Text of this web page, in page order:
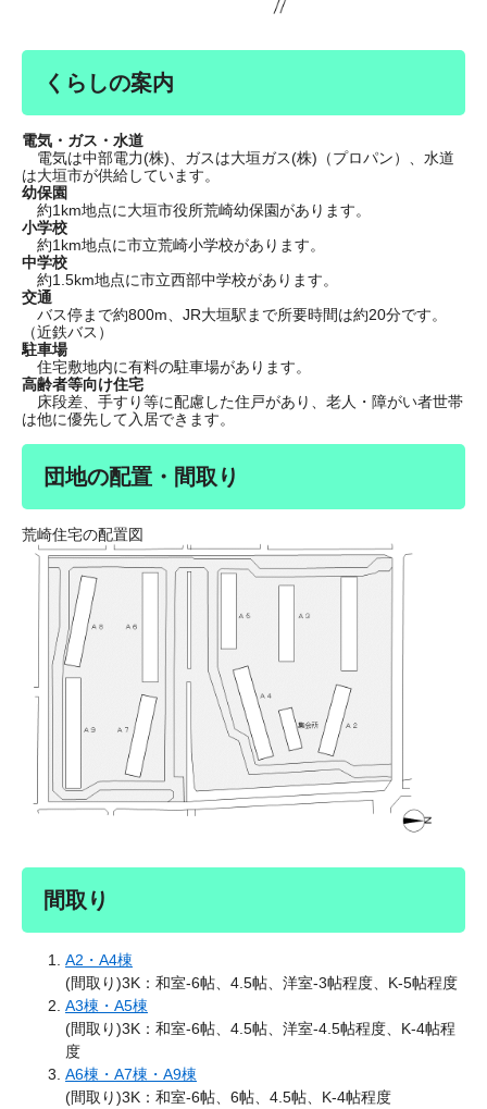
くらしの案内
電気・ガス・水道
電気は中部電力(株)、ガスは大垣ガス(株)（プロパン）、水道
は大垣市が供給しています。
幼保園
約1km地点に大垣市役所荒崎幼保園があります。
小学校
約1km地点に市立荒崎小学校があります。
中学校
約1.5km地点に市立西部中学校があります。
交通
バス停まで約800m、JR大垣駅まで所要時間は約20分です。
（近鉄バス）
駐車場
住宅敷地内に有料の駐車場があります。
​高齢者等向け住宅
床段差、手すり等に配慮した住戸があり、老人・障がい者世帯
は他に優先して入居できます。
団地の配置・間取り
荒崎住宅の配置図
間取り
A2・A4棟
(間取り)3K：和室-6帖、4.5帖、洋室-3帖程度、K-5帖程度
A3棟・A5棟
(間取り)3K：和室-6帖、4.5帖、洋室-4.5帖程度、K-4帖程
度
A6棟・A7棟・A9棟
(間取り)3K：和室-6帖、6帖、4.5帖、K-4帖程度